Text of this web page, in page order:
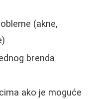
(akne,
brenda
ako je moguće